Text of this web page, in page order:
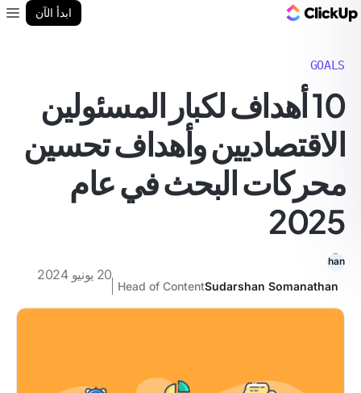
ابدأ الآن
GOALS
10 أهداف لكبار المسئولين
الاقتصاديين وأهداف تحسين
محركات البحث في عام
2025
Sudarshan Somanathan
Head of Content
20 يونيو 2024